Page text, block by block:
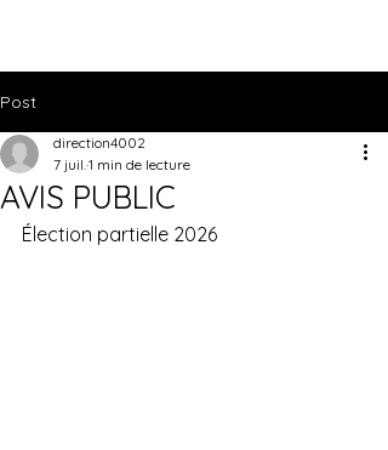
Post
AVIS PUBLIC
direction4002
7 juil.1 min de lecture
Élection partielle 2026